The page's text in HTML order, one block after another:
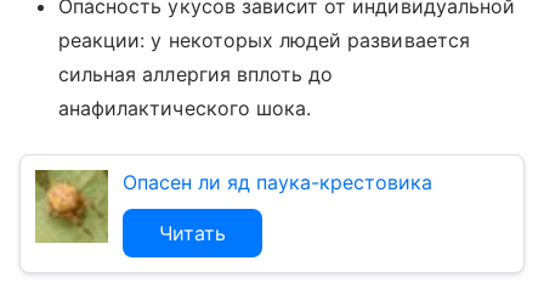
Опасность укусов зависит от индивидуальной
реакции: у некоторых людей развивается
сильная аллергия вплоть до
анафилактического шока.
Опасен ли яд паука-крестовика
Читать